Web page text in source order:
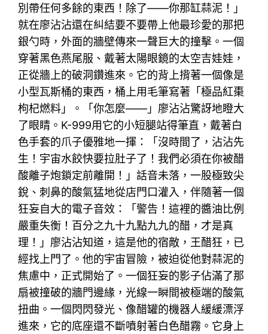
別帶任何多餘的東西！除了——你那缸蒜泥！」
就在廖沾沾還在糾結要不要帶上他最珍愛的那把
銀勺時，外面的牆壁傳來一聲巨大的撞擊。一個
穿著黑色燕尾服、戴著太陽眼鏡的太空吉娃娃，
正從牆上的破洞鑽進來。它的背上揹著一個像是
小型瓦斯桶的東西，桶上用毛筆寫著「極品紅棗
枸杞燃料」。「你怎麼——」廖沾沾驚訝地瞪大
了眼睛。K-999用它的小短腿站得筆直，戴著白
色手套的爪子優雅地一揮：「沒時間了，沾沾先
生！宇宙水餃快要拉肚子了！我們必須在你被醋
酸離子炮鎖定前離開！」話音未落，一股極致尖
銳、刺鼻的酸氣猛地從店門口灌入，伴隨著一個
狂妄自大的電子音效：「警告！這裡的醬油比例
嚴重失衡！百分之九十九點九九的醋，才是真
理！」廖沾沾知道，這是他的宿敵，王醋狂，已
經找上門了。他的宇宙冒險，被迫從他對蒜泥的
焦慮中，正式開始了。一個狂妄的影子佔滿了那
扇被撞破的牆門邊緣，光線一瞬間被極端的酸氣
扭曲。一個閃閃發光、像醋罐的機器人緩緩漂浮
進來，它的底座還不斷噴射著白色醋霧。它身上